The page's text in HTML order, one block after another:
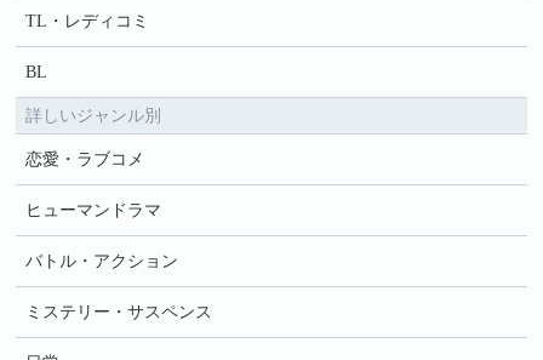
TL・レディコミ
BL
詳しいジャンル別
恋愛・ラブコメ
ヒューマンドラマ
バトル・アクション
ミステリー・サスペンス